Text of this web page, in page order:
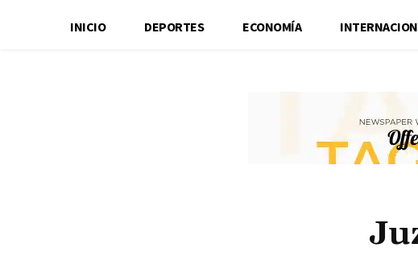
INICIO DEPORTES ECONOMÍA